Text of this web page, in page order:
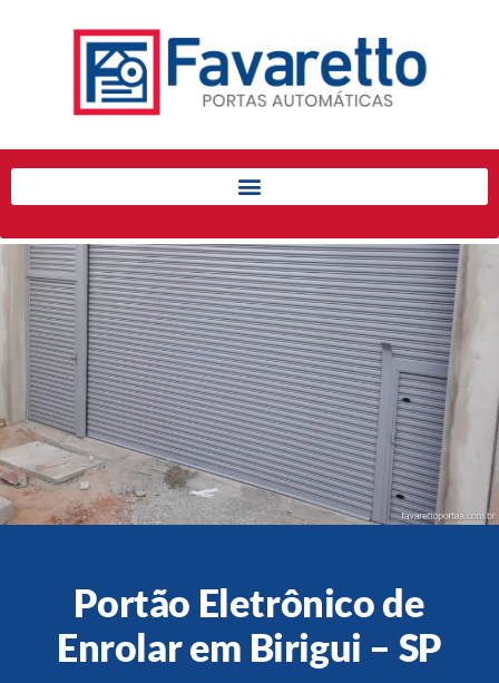
Início
Produtos
Porta de Enrolar Automática
Automatizadores
Acessórios Para Portas de
Enrolar
Pintura eletrostática
Portfólio
Contato
Acessórios
Automatização
Portão Eletrônico de
Enrolar em Birigui – SP